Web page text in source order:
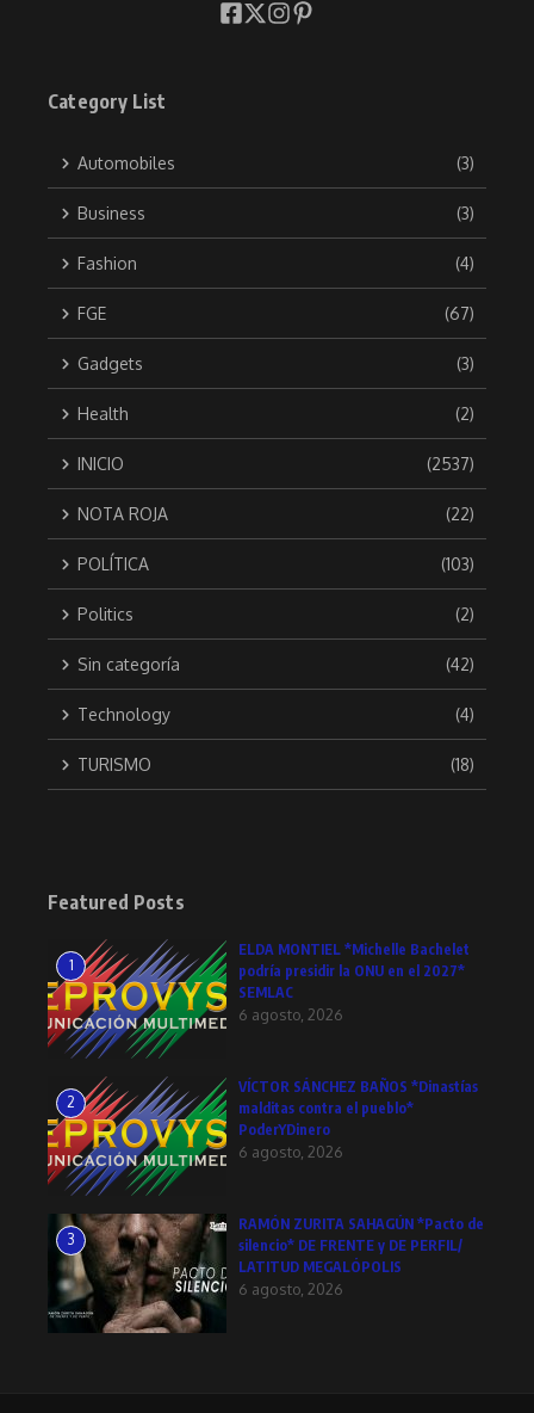
Category List
Automobiles (3)
Business (3)
Fashion (4)
FGE (67)
Gadgets (3)
Health (2)
INICIO (2537)
NOTA ROJA (22)
POLÍTICA (103)
Politics (2)
Sin categoría (42)
Technology (4)
TURISMO (18)
Featured Posts
1
ELDA MONTIEL *Michelle Bachelet
podría presidir la ONU en el 2027*
SEMLAC
6 agosto, 2026
2
VÍCTOR SÁNCHEZ BAÑOS *Dinastías
malditas contra el pueblo*
PoderYDinero
6 agosto, 2026
3
RAMÓN ZURITA SAHAGÚN *Pacto de
silencio* DE FRENTE y DE PERFIL/
LATITUD MEGALÓPOLIS
6 agosto, 2026